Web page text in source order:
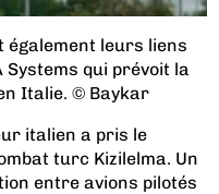
leurs liens
qui prévoit la
Italie. © Baykar
italien a pris le
turc Kizilelma. Un
entre avions pilotés